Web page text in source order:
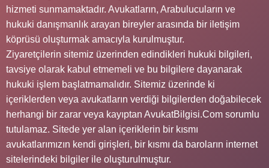
hizmeti sunmamaktadır. Avukatların, Arabulucuların ve
hukuki danışmanlık arayan bireyler arasında bir iletişim
köprüsü oluşturmak amacıyla kurulmuştur.
Ziyaretçilerin sitemiz üzerinden edindikleri hukuki bilgileri,
tavsiye olarak kabul etmemeli ve bu bilgilere dayanarak
hukuki işlem başlatmamalıdır. Sitemiz üzerinde ki
içeriklerden veya avukatların verdiği bilgilerden doğabilecek
herhangi bir zarar veya kayıptan AvukatBilgisi.Com sorumlu
tutulamaz. Sitede yer alan içeriklerin bir kısmı
avukatlarımızın kendi girişleri, bir kısmı da baroların internet
sitelerindeki bilgiler ile oluşturulmuştur.